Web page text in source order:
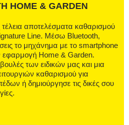
& GARDEN
αποτελέσματα καθαρισμού
Line. Μέσω Bluetooth,
το μηχάνημα με το smartphone
εφαρμογή Home & Garden.
των ειδικών μας και μια
καθαρισμού για
ή δημιούργησε τις δικές σου